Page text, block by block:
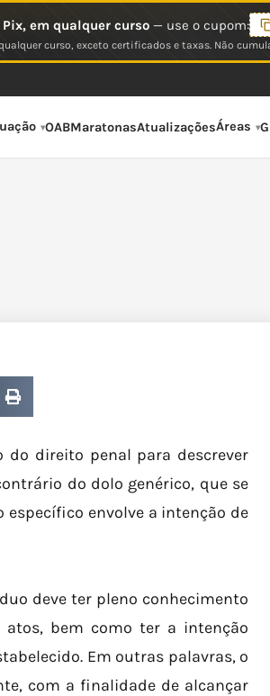
em qualquer curso— use o cupom:
curso, exceto certificados e taxas. Não
OABMaratonasAtualizaçõesÁreas
direito penal para descrever
do dolo genérico, que se
envolve a intenção de
deve ter pleno conhecimento
atos, bem como ter a intenção
Em outras palavras, o
com a finalidade de alcançar